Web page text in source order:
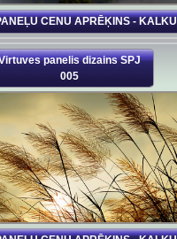
CENU APRĒĶINS -
panelis dizains SPJ
005